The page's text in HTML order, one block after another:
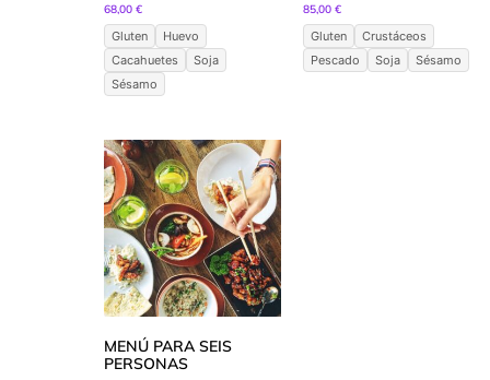
68,00 €
Gluten
Huevo
Cacahuetes
Soja
Sésamo
85,00 €
Gluten
Crustáceos
Pescado
Soja Sésamo
MENÚ PARA SEIS
PERSONAS